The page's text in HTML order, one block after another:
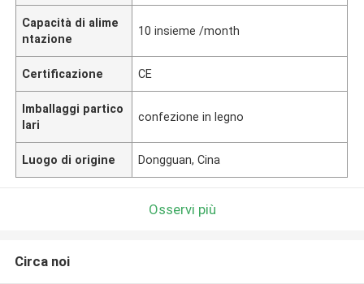
Capacità di alime
ntazione
10 insieme /month
Certificazione CE
Imballaggi partico
lari
confezione in legno
Luogo di origine Dongguan, Cina
Osservi più
Circa noi